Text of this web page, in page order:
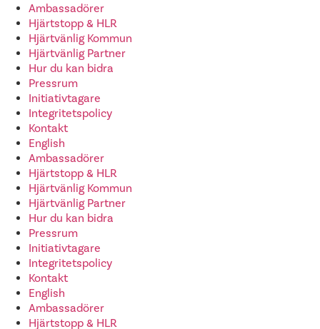
Ambassadörer
Hjärtstopp & HLR
Hjärtvänlig Kommun
Hjärtvänlig Partner
Hur du kan bidra
Pressrum
Initiativtagare
Integritetspolicy
Kontakt
English
Ambassadörer
Hjärtstopp & HLR
Hjärtvänlig Kommun
Hjärtvänlig Partner
Hur du kan bidra
Pressrum
Initiativtagare
Integritetspolicy
Kontakt
English
Ambassadörer
Hjärtstopp & HLR